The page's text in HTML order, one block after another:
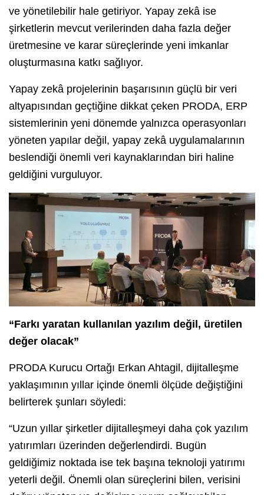
ve yönetilebilir hale getiriyor. Yapay zekâ ise
şirketlerin mevcut verilerinden daha fazla değer
üretmesine ve karar süreçlerinde yeni imkanlar
oluşturmasına katkı sağlıyor.
Yapay zekâ projelerinin başarısının güçlü bir veri
altyapısından geçtiğine dikkat çeken PRODA, ERP
sistemlerinin yeni dönemde yalnızca operasyonları
yöneten yapılar değil, yapay zekâ uygulamalarının
beslendiği önemli veri kaynaklarından biri haline
geldiğini vurguluyor.
“Farkı yaratan kullanılan yazılım değil, üretilen
değer olacak”
PRODA Kurucu Ortağı Erkan Ahtagil, dijitalleşme
yaklaşımının yıllar içinde önemli ölçüde değiştiğini
belirterek şunları söyledi:
“Uzun yıllar şirketler dijitalleşmeyi daha çok yazılım
yatırımları üzerinden değerlendirdi. Bugün
geldiğimiz noktada ise tek başına teknoloji yatırımı
yeterli değil. Önemli olan süreçlerini bilen, verisini